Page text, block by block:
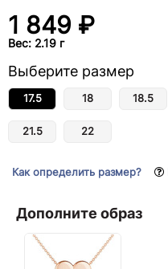
1 849 ₽
Вес: 2.19 г
Выберите размер
17.5 18 18.5
21.5 22
Как определить размер?
Дополните образ